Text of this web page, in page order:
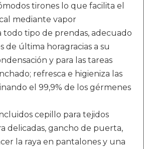
tirones lo que facilita el
mediante vapor
todo tipo de prendas, adecuado
de última horagracias a su
y para las tareas
refresca e higieniza las
el 99,9% de los gérmenes
cepillo para tejidos
delicadas, gancho de puerta,
la raya en pantalones y una